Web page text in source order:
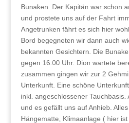
Bunaken. Der Kapitän war schon
und prostete uns auf der Fahrt
Angetrunken fährt es sich hier
Bord begegneten wir dann auch
bekannten Gesichtern. Die
gegen 16:00 Uhr. Dion wartete
zusammen gingen wir zur 2
Unterkunft. Eine schöne
inkl. angeschlossener Tauchbasis.
und es gefällt uns auf Anhieb. Alles
Hängematte, Klimaanlage ( hier